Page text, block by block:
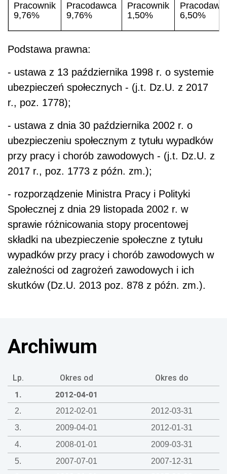
Pracownik
9,76%
Pracodawca
9,76%
Pracownik
1,50%
6,50%
Podstawa prawna:
- ustawa z 13 października 1998 r. o systemie
ubezpieczeń społecznych - (j.t. Dz.U. z 2017
r., poz. 1778);
- ustawa z dnia 30 października 2002 r. o
ubezpieczeniu społecznym z tytułu wypadków
przy pracy i chorób zawodowych - (j.t. Dz.U. z
2017 r., poz. 1773 z późn. zm.);
- rozporządzenie Ministra Pracy i Polityki
Społecznej z dnia 29 listopada 2002 r. w
sprawie różnicowania stopy procentowej
składki na ubezpieczenie społeczne z tytułu
wypadków przy pracy i chorób zawodowych w
zależności od zagrożeń zawodowych i ich
skutków (Dz.U. 2013 poz. 878 z późn. zm.).
Archiwum
Lp. Okres od Okres do
1. 2012-04-01
2. 2012-02-01
2012-03-31
3.
2009-04-01
2012-01-31
4.
2008-01-01
2009-03-31
5.
2007-07-01
2007-12-31